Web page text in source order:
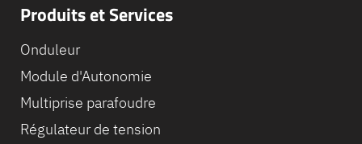
Produits et Services
Onduleur
Module d'Autonomie
Multiprise parafoudre
Régulateur de tension